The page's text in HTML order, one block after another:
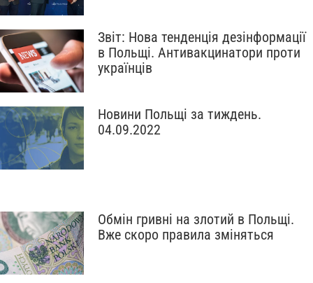
Звіт: Нова тенденція дезінформації
в Польщі. Антивакцинатори проти
українців
Новини Польщі за тиждень.
04.09.2022
Обмін гривні на злотий в Польщі.
Вже скоро правила зміняться